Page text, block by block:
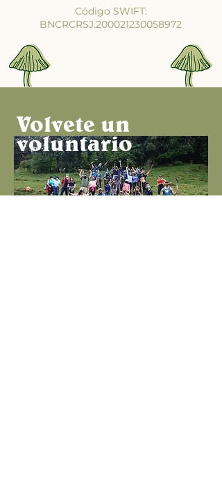
Código SWIFT:
BNCRCRSJ.200021230058972
Volvete un
voluntario